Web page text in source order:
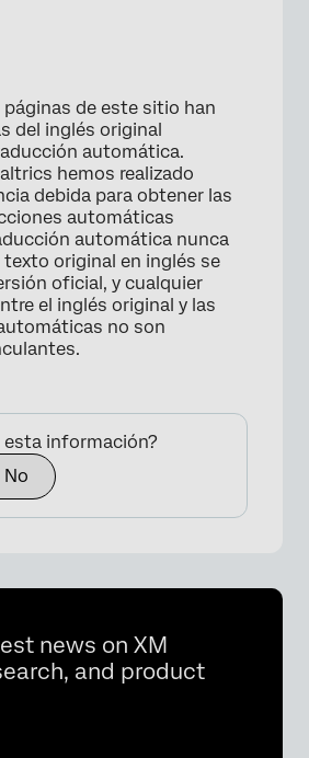
páginas de este sitio han
del inglés original
automática.
hemos realizado
debida para obtener las
automáticas
automática nunca
original en inglés se
oficial, y cualquier
el inglés original y las
no son
esta información?
No
news on XM
and product